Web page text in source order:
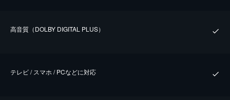
⾼⾳質（DOLBY DIGITAL PLUS）
テレビ / スマホ / PCなどに対応